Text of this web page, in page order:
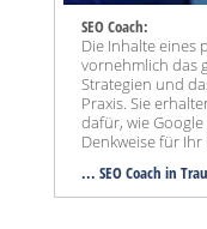
SEO Coach:
Die Inhalte eines
vornehmlich das
Strategien und
Praxis. Sie
dafür, wie Google
Denkweise für
... SEO Coach in